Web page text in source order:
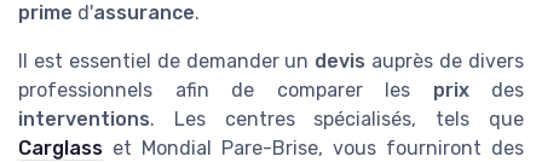
prime d'assurance.
Il est essentiel de demander un devis auprès de divers
professionnels afin de comparer les prixdes
interventions. Les centres spécialisés, tels que
Carglass et Mondial Pare-Brise, vous fourniront des